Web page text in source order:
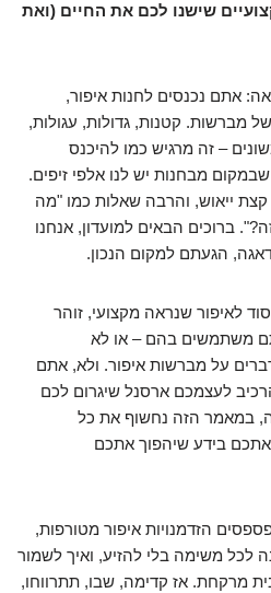
7 סודות מקצועיים שישנו לכם את החיים (ואת
אתם נכנסים לחנות איפור,
מברשות. קטנות, גדולות, עגולות,
– זה מרגיש כמו להיכנס
מבחנות יש לנו אלפי זיפים.
ייאוש, והרבה שאלות כמו "מה
ברוכים הבאים למועדון, אנחנו
הגעתם למקום הנכון.
לאיפור שנראה מקצועי, זוהר
משתמשים בהם – או לא
על מברשות איפור. ולא, אתם
לעצמכם ארסנל שיגרום לכם
במאמר הזה נחשוף את כל
אתכם בידע שיהפוך אתכם
הזדמנויות איפור מטורפות,
לכל משימה בלי להזיע, ואיך לשמור
מרקחת. אז קדימה, שבו, תתרווחו,